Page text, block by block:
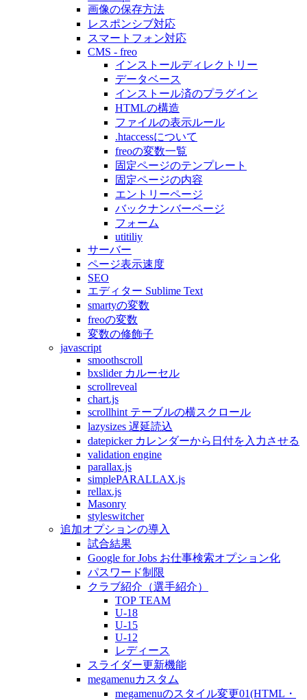
画像の保存方法
レスポンシブ対応
スマートフォン対応
CMS - freo
インストールディレクトリー
データベース
インストール済のプラグイン
HTMLの構造
ファイルの表示ルール
.htaccessについて
freoの変数一覧
固定ページのテンプレート
固定ページの内容
エントリーページ
バックナンバーページ
フォーム
utitiliy
サーバー
ページ表示速度
SEO
エディター Sublime Text
smartyの変数
freoの変数
変数の修飾子
javascript
smoothscroll
bxslider カルーセル
scrollreveal
chart.js
scrollhint テーブルの横スクロール
lazysizes 遅延読込
datepicker カレンダーから日付を入力させる
validation engine
parallax.js
simplePARALLAX.js
rellax.js
Masonry
styleswitcher
追加オプションの導入
試合結果
Google for Jobs お仕事検索オプション化
パスワード制限
クラブ紹介（選手紹介）
TOP TEAM
U-18
U-15
U-12
レディース
スライダー更新機能
megamenuカスタム
megamenuのスタイル変更01(HTML・